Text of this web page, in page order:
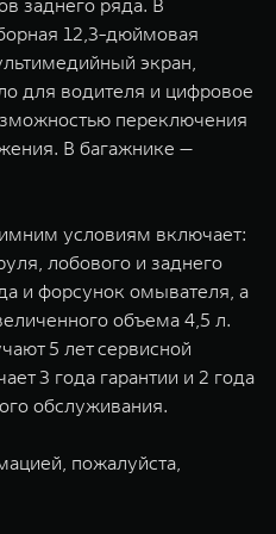
заднего ряда. В
12,3-дюймовая
экран,
для водителя и цифровое
переключения
В багажнике —
условиям включает:
лобового и заднего
и форсунок омывателя, а
объема 4,5 л.
5 лет сервисной
3 года гарантии и 2 года
обслуживания.
пожалуйста,